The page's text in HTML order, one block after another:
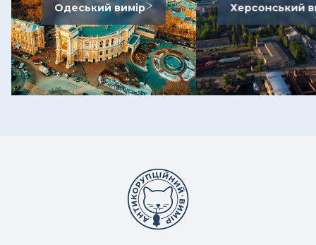
Одеський вимір Херсонський